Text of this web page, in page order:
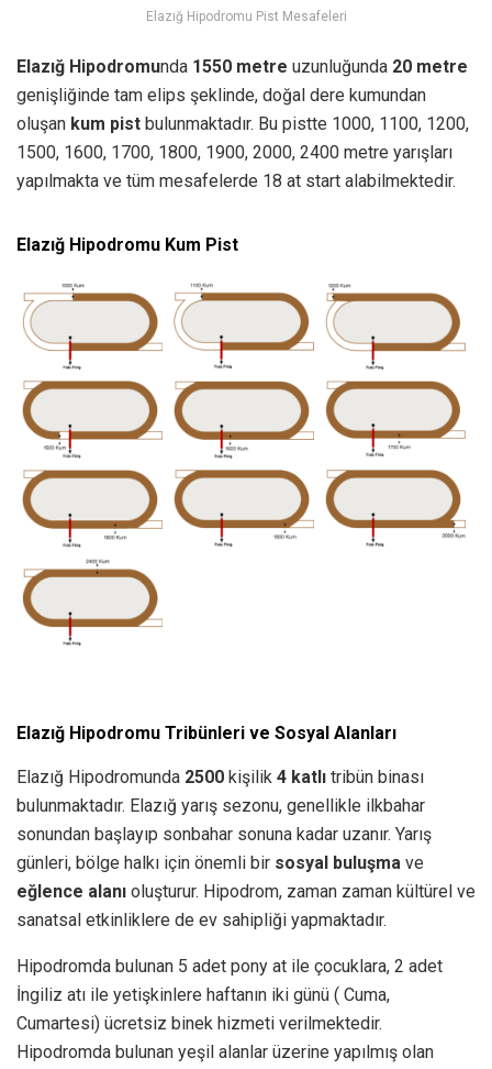
Elazığ Hipodromu Pist Mesafeleri
Elazığ Hipodromunda 1550 metre uzunluğunda 20 metre
genişliğinde tam elips şeklinde, doğal dere kumundan
oluşan kum pist bulunmaktadır. Bu pistte 1000, 1100, 1200,
1500, 1600, 1700, 1800, 1900, 2000, 2400 metre yarışları
yapılmakta ve tüm mesafelerde 18 at start alabilmektedir.
Elazığ Hipodromu Kum Pist
Elazığ Hipodromu Tribünleri ve Sosyal Alanları
Elazığ Hipodromunda 2500 kişilik 4 katlı tribün binası
bulunmaktadır. Elazığ yarış sezonu, genellikle ilkbahar
sonundan başlayıp sonbahar sonuna kadar uzanır. Yarış
günleri, bölge halkı için önemli bir sosyal buluşma ve
eğlence alanı oluşturur. Hipodrom, zaman zaman kültürel ve
sanatsal etkinliklere de ev sahipliği yapmaktadır.
Hipodromda bulunan 5 adet pony at ile çocuklara, 2 adet
İngiliz atı ile yetişkinlere haftanın iki günü ( Cuma,
Cumartesi) ücretsiz binek hizmeti verilmektedir.
Hipodromda bulunan yeşil alanlar üzerine yapılmış olan